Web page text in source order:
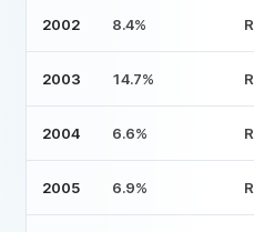
2002 8.4%
2003 14.7%
2004 6.6%
2005 6.9%